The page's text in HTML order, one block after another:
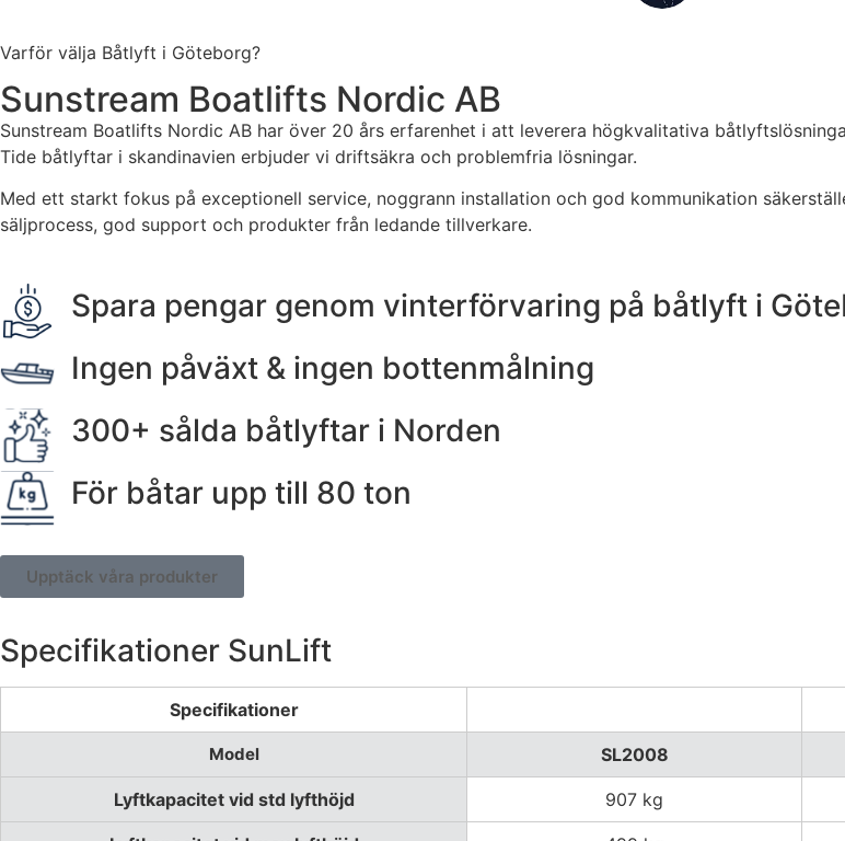
Varför välja Båtlyft i Göteborg?
Sunstream Boatlifts Nordic AB
Sunstream Boatlifts Nordic AB har över 20 års erfarenhet i att leverera högkvalitativa
Tide båtlyftar i skandinavien erbjuder vi driftsäkra och problemfria lösningar.
Med ett starkt fokus på exceptionell service, noggrann installation och god kommunikation
säljprocess, god support och produkter från ledande tillverkare.
Spara pengar genom vinterförvaring på båtlyft i
Ingen påväxt & ingen bottenmålning
300+ sålda båtlyftar i Norden
För båtar upp till 80 ton
Upptäck våra produkter
Specifikationer SunLift
Specifikationer
Model SL2008
Lyftkapacitet vid std lyfthöjd 907 kg